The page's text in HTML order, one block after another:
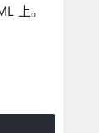
上。